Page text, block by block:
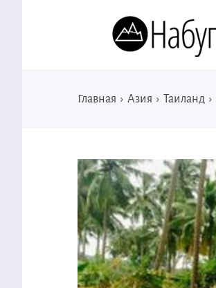
Главная › Азия › Таиланд ›